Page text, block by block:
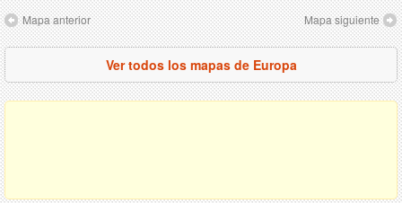
Mapa anterior Mapa siguiente
Ver todos los mapas de Europa